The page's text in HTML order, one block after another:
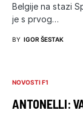
Belgije na stazi
je s prvog…
BY IGOR ŠESTAK
NOVOSTI F1
ANTONELLI: